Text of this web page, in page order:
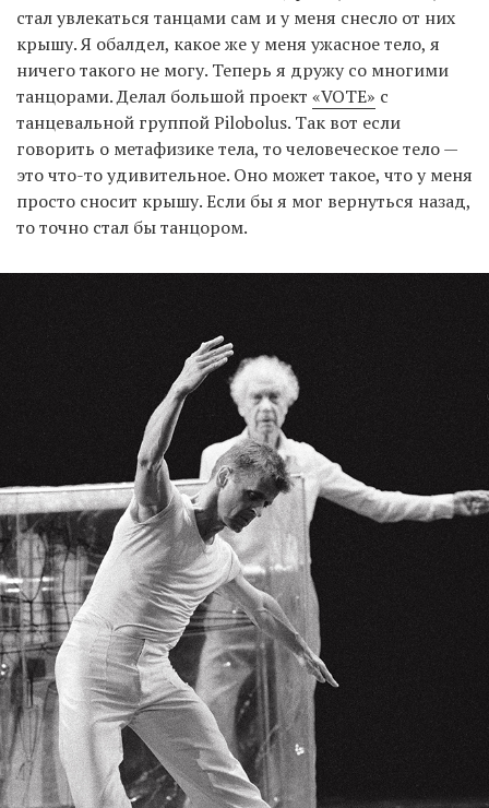
стал увлекаться танцами сам и у меня снесло от них
крышу. Я обалдел, какое же у меня ужасное тело, я
ничего такого не могу. Теперь я дружу со многими
танцорами. Делал большой проект «VOTE» с
танцевальной группой Pilobolus. Так вот если
говорить о метафизике тела, то человеческое тело —
это что-то удивительное. Оно может такое, что у меня
просто сносит крышу. Если бы я мог вернуться назад,
то точно стал бы танцором.